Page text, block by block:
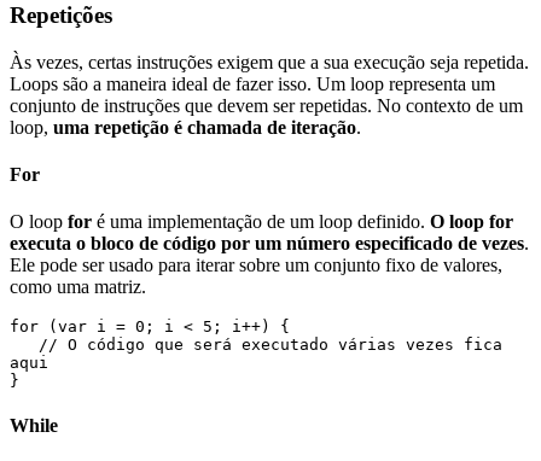
Repetições
Às vezes, certas instruções exigem que a sua execução seja repetida.
Loops são a maneira ideal de fazer isso. Um loop representa um
conjunto de instruções que devem ser repetidas. No contexto de um
loop, uma repetição é chamada de iteração.
For
O loop for é uma implementação de um loop definido. O loop for
executa o bloco de código por um número especificado de vezes.
Ele pode ser usado para iterar sobre um conjunto fixo de valores,
como uma matriz.
for (var i = 0; i < 5; i++) {
aqui
}
While